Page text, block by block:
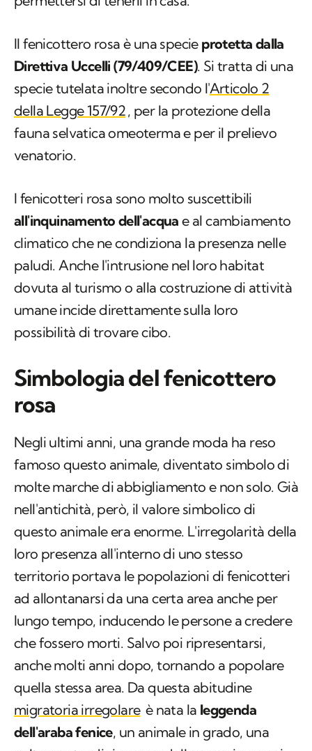
Direttiva Uccelli (79/409/CEE)
della Legge 157/92, per la protezione della
fauna selvatica omeoterma e per il prelievo
venatorio.
I fenicotteri rosa sono molto suscettibili
all'inquinamento dell'acqua
paludi. Anche l'intrusione nel loro habitat
dovuta al turismo o alla costruzione di attività
umane incide direttamente sulla loro
possibilità di trovare cibo.
Simbologia del fenicottero
rosa
Negli ultimi anni, una grande moda ha reso
famoso questo animale, diventato simbolo di
nell'antichità, però, il valore simbolico di
questo animale era enorme. L'irregolarità della
loro presenza all'interno di uno stesso
territorio portava le popolazioni di fenicotteri
ad allontanarsi da una certa area anche per
lungo tempo, inducendo le persone a credere
che fossero morti. Salvo poi ripresentarsi,
anche molti anni dopo, tornando a popolare
quella stessa area. Da questa abitudine
migratoria irregolareè nata laleggenda
dell'araba fenice, un animale in grado, una
volta morto, di risorgere dalle proprie ceneri.